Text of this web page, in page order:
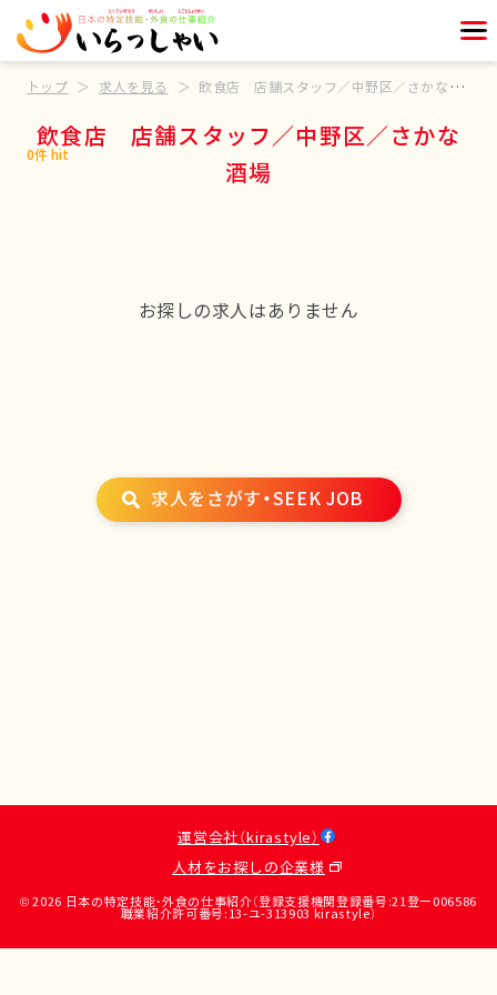
トップ 求人を見る 飲食店 店舗スタッフ／中野区／さかな酒場
飲食店 店舗スタッフ／中野区／さかな
酒場
0件 hit
お探しの求人はありません
求人をさがす・SEEK JOB
運営会社（kirastyle）
人材をお探しの企業様
© 2026 日本の特定技能・外食の仕事紹介（登録支援機関登録番号:21登ー006586
職業紹介許可番号:13-ユ-313903 kirastyle）